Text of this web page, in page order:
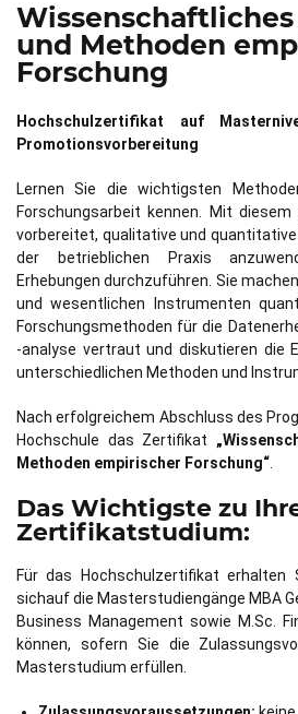
und Methoden
Forschung
Hochschulzertifikat auf
Promotionsvorbereitung
Lernen Sie die wichtigsten
Forschungsarbeit kennen. Mit
vorbereitet, qualitative und
der betrieblichen Praxis
Erhebungen durchzuführen. Sie
und wesentlichen Instrumenten
Forschungsmethoden für die
-analyse vertraut und diskutieren die
unterschiedlichen Methoden und
Nach erfolgreichem Abschluss des
Hochschule das Zertifikat
Methoden empirischer Forschung“
Das Wichtigste zu
Zertifikatstudium:
Für das Hochschulzertifikat erhalten
sichauf die Masterstudiengänge MBA
Business Management sowie M.Sc.
können, sofern Sie die
Masterstudium erfüllen.